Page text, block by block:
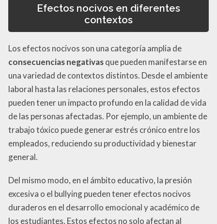
Efectos nocivos en diferentes
contextos
Los efectos nocivos son una categoría amplia de
consecuencias negativasque pueden manifestarse en
una variedad de contextos distintos. Desde el ambiente
laboral hasta las relaciones personales, estos efectos
pueden tener un impacto profundo en la calidad de vida
de las personas afectadas. Por ejemplo, un ambiente de
trabajo tóxico puede generar estrés crónico entre los
empleados, reduciendo su productividad y bienestar
general.
Del mismo modo, en el ámbito educativo, la presión
excesiva o el bullying pueden tener efectos nocivos
duraderos en el desarrollo emocional y académico de
los estudiantes. Estos efectos no solo afectan al